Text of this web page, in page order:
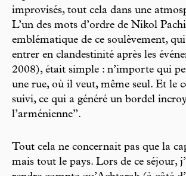
improvisés, tout cela dans une
L’un des mots d’ordre de Nikol
emblématique de ce soulèvement,
entrer en clandestinité après les
2008), était simple : n’importe qui
une rue, où il veut, même seul. Et le
suivi, ce qui a généré un bordel
l’arménienne”.
Tout cela ne concernait pas que la
mais tout le pays. Lors de ce séjour,